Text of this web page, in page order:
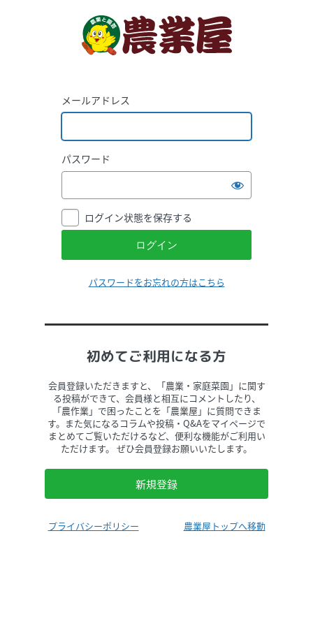
メールアドレス
パスワード
ログイン状態を保存する
パスワードをお忘れの方はこちら
初めてご利用になる方
会員登録いただきますと、「農業・家庭菜園」に関す
る投稿ができて、会員様と相互にコメントしたり、
「農作業」で困ったことを「農業屋」に質問できま
す。また気になるコラムや投稿・Q&Aをマイページで
まとめてご覧いただけるなど、便利な機能がご利用い
ただけます。 ぜひ会員登録お願いいたします。
新規登録
プライバシーポリシー 農業屋トップへ移動